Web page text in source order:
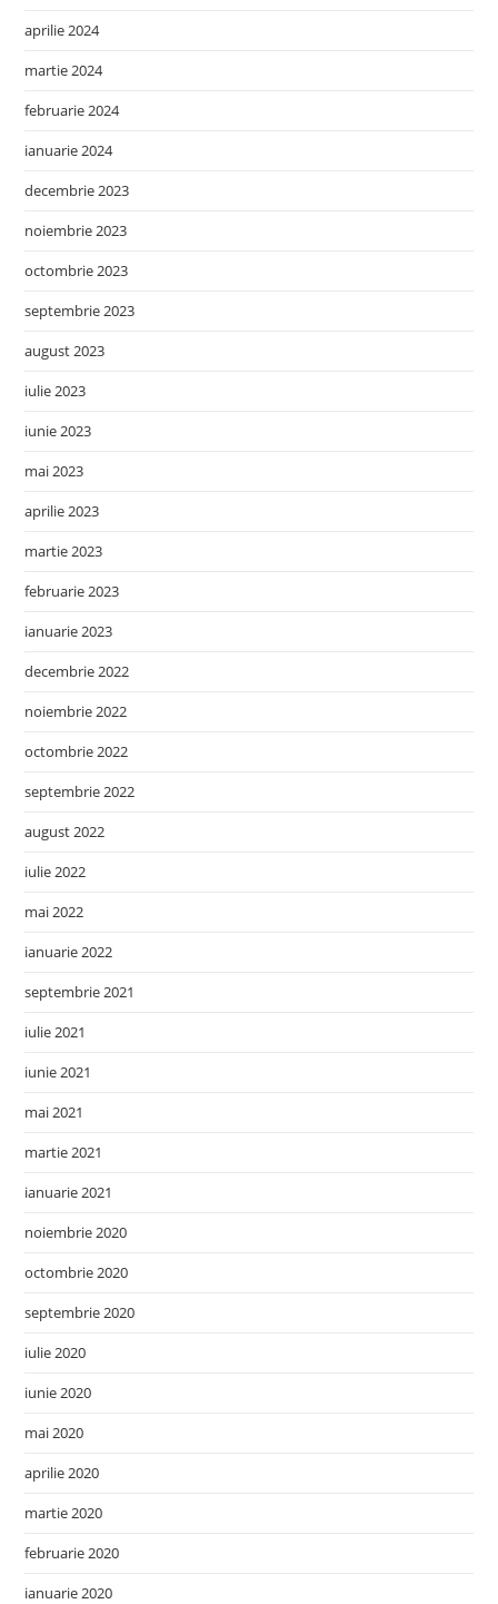
aprilie 2024
martie 2024
februarie 2024
ianuarie 2024
decembrie 2023
noiembrie 2023
octombrie 2023
septembrie 2023
august 2023
iulie 2023
iunie 2023
mai 2023
aprilie 2023
martie 2023
februarie 2023
ianuarie 2023
decembrie 2022
noiembrie 2022
octombrie 2022
septembrie 2022
august 2022
iulie 2022
mai 2022
ianuarie 2022
septembrie 2021
iulie 2021
iunie 2021
mai 2021
martie 2021
ianuarie 2021
noiembrie 2020
octombrie 2020
septembrie 2020
iulie 2020
iunie 2020
mai 2020
aprilie 2020
martie 2020
februarie 2020
ianuarie 2020